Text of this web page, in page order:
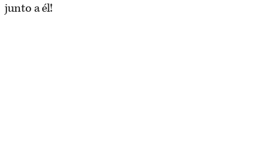
junto a él!